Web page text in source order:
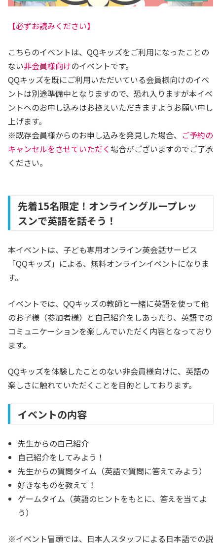
【必ずお読みください】
こちらのイベントは、QQキッズをご利用になったことの
ない非会員様向けのイベントです。
QQキッズを既にご利用いただいている会員様向けのイベ
ントは別途準備中となりますので、恐れ入りますが本イベ
ントへのお申し込みはお控えいただきますようお願い申し
上げます。
※既存会員様からのお申し込みを発見した場合、 ご予約の
キャンセルをさせていただく場合がございますのでご了承
ください。
先着15名限定！オンライングループレッ
スンで英語を話そう！
本イベントは、子ども専用オンライン英会話サービス
「QQキッズ」による、無料オンラインイベントになりま
す。
イベントでは、QQキッズの教師と一緒に英語を使って他
のお子様（参加者様）と自己紹介をしあったり、英語での
コミュニケーションを楽しんでいただく内容となっており
ます。
QQキッズを体験したことのない非会員様向けに、英語の
楽しさに触れていただくことを目的としております。
イベントの内容
先生からの自己紹介
自己紹介をしてみよう！
先生からの質問タイム（英語で質問に答えてみよう）
好きなものを教えて！
ゲームタイム（英語のヒントをもとに、答えを当てよ
う）
※イベント冒頭では、日本人スタッフによる日本語での説